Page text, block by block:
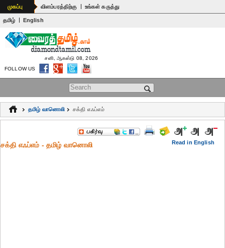
முகப்பு விளம்பரத்திற்கு | உங்கள் கருத்து
தமிழ் | English
Search form
சனி, ஆகஸ்டு 08, 2026
FOLLOW US
தமிழ் வானொலி சக்தி எஃப்எம்
Read in English
சக்தி எஃப்எம் - தமிழ் வானொலி